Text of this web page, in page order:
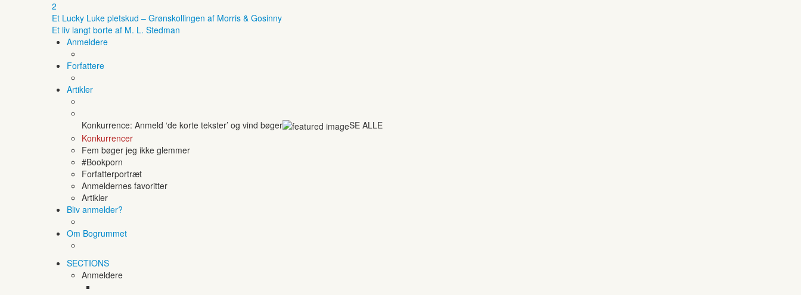
2
Et Lucky Luke pletskud – Grønskollingen af Morris & Gosinny
Et liv langt borte af M. L. Stedman
Anmeldere
Forfattere
Artikler
Konkurrence: Anmeld ‘de korte tekster’ og vind bøger
SE ALLE
Konkurrencer
Fem bøger jeg ikke glemmer
#Bookporn
Forfatterportræt
Anmeldernes favoritter
Artikler
Bliv anmelder?
Om Bogrummet
SECTIONS
Anmeldere